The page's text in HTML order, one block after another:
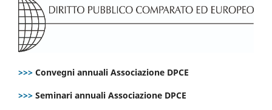
>>> Convegni annuali Associazione DPCE
>>> Seminari annuali Associazione DPCE